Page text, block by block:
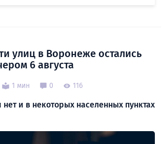
улиц в Воронеже остались
6 августа
1 мин 0 116
нет и в некоторых населенных пунктах